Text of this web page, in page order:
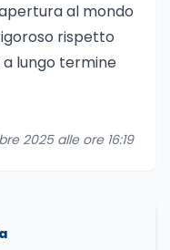
al mondo
rispetto
a lungo termine
2025 alle ore 16:19